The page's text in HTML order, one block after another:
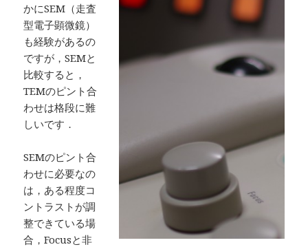
かにSEM（走査
型電子顕微鏡）
も経験があるの
ですが，SEMと
比較すると，
TEMのピント合
わせは格段に難
しいです．
SEMのピント合
わせに必要なの
は，ある程度コ
ントラストが調
整できている場
合，Focusと非